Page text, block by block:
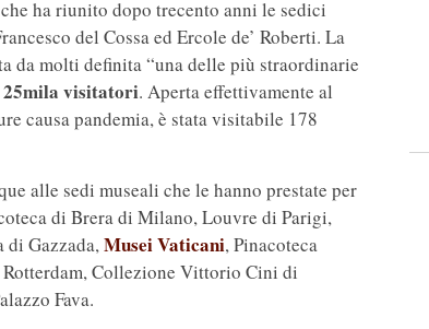
che ha riunito dopo trecento anni le sedici
del Cossa ed Ercole de’ Roberti. La
da molti definita “una delle più straordinarie
visitatori. Aperta effettivamente al
causa pandemia, è stata visitabile 178
alle sedi museali che le hanno prestate per
di Brera di Milano, Louvre di Parigi,
Gazzada,Musei Vaticani, Pinacoteca
Collezione Vittorio Cini di
Fava.